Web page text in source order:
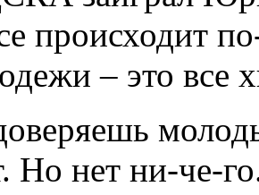
происходит
– это все
Но нет ни-че-